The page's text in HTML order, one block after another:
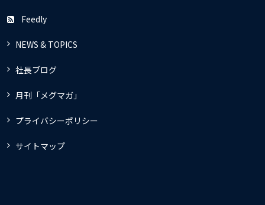
Feedly
NEWS & TOPICS
社長ブログ
月刊「メグマガ」
プライバシーポリシー
サイトマップ